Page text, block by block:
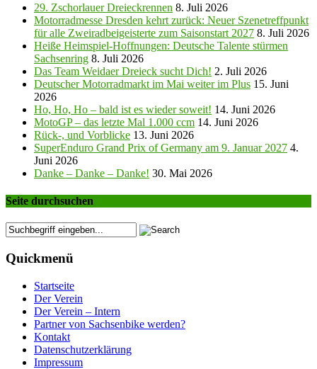
29. Zschorlauer Dreieckrennen 8. Juli 2026
Motorradmesse Dresden kehrt zurück: Neuer Szenetreffpunkt
für alle Zweiradbeigeisterte zum Saisonstart 2027 8. Juli 2026
Heiße Heimspiel-Hoffnungen: Deutsche Talente stürmen
Sachsenring 8. Juli 2026
Das Team Weidaer Dreieck sucht Dich! 2. Juli 2026
Deutscher Motorradmarkt im Mai weiter im Plus 15. Juni
2026
Ho, Ho, Ho – bald ist es wieder soweit! 14. Juni 2026
MotoGP – das letzte Mal 1.000 ccm 14. Juni 2026
Rück-, und Vorblicke 13. Juni 2026
SuperEnduro Grand Prix of Germany am 9. Januar 2027 4.
Juni 2026
Danke – Danke – Danke! 30. Mai 2026
Seite durchsuchen
Quickmenü
Startseite
Der Verein
Der Verein – Intern
Partner von Sachsenbike werden?
Kontakt
Datenschutzerklärung
Impressum